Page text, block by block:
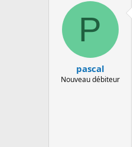
P
pascal
Nouveau débiteur